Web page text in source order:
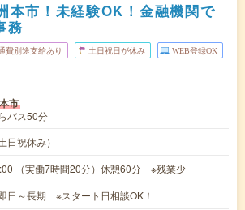
本市！未経験OK！金融機関で
務
費別途支給あり 土日祝日が休み WEB登録OK
市
バス50分
日祝休み）
（実働7時間20分）休憩60分 ※残業少
日～長期 ※スタート日相談OK！